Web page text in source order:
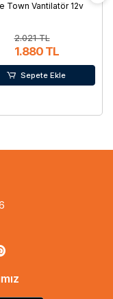
Town Vantilatör 12v
2.021 TL
1.880 TL
Sepete Ekle